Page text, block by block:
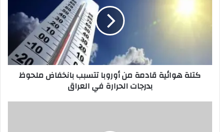
بدرجات
الحرارةكتلة هوائية قادمة من أوروبا تتسبب بانخفاض ملحوظ
بدرجات الحرارة في العراق